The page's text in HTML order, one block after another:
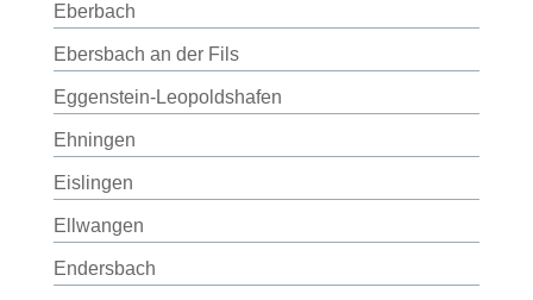
Eberbach
Ebersbach an der Fils
Eggenstein-Leopoldshafen
Ehningen
Eislingen
Ellwangen
Endersbach